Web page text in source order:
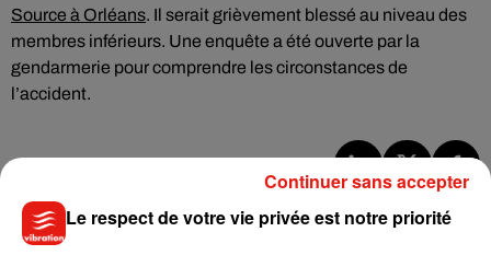
Source à Orléans. Il serait grièvement blessé au niveau des
membres inférieurs. Une enquête a été ouverte par la
gendarmerie pour comprendre les circonstances de
l’accident.
Musique
Le respect de votre vie privée est notre priorité
Continuer sans accepter